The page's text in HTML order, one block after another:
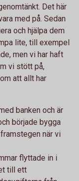
Det här
med på. Sedan
och hjälpa dem
lite, till exempel
men vi har haft
vi stött på,
att allt har
banken och är
började bygga
när vi
flyttade in i
till ett